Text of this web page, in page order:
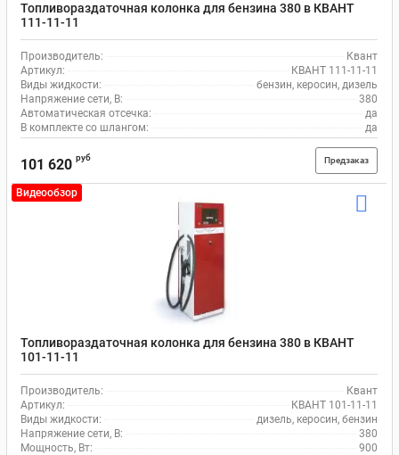
Топливораздаточная колонка для бензина 380 в КВАНТ
111-11-11
Производитель:
Квант
Артикул:
КВАНТ 111-11-11
Виды жидкости:
бензин, керосин, дизель
Напряжение сети, В:
380
Автоматическая отсечка:
да
В комплекте со шлангом:
да
101 620 руб Предзаказ
Видеообзор
Топливораздаточная колонка для бензина 380 в КВАНТ
101-11-11
Производитель:
Квант
Артикул:
КВАНТ 101-11-11
Виды жидкости:
дизель, керосин, бензин
Напряжение сети, В:
380
Мощность, Вт:
900